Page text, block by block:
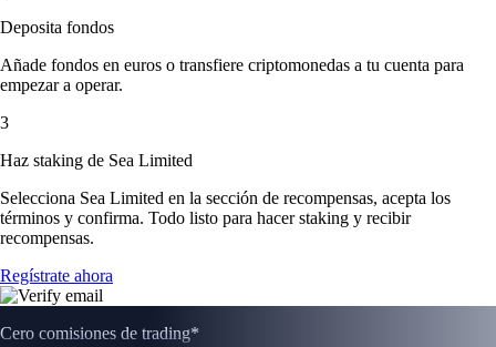
Deposita fondos
Añade fondos en euros o transfiere criptomonedas a tu cuenta para
empezar a operar.
3
Haz staking de Sea Limited
Selecciona Sea Limited en la sección de recompensas, acepta los
términos y confirma. Todo listo para hacer staking y recibir
recompensas.
Regístrate ahora
Cero comisiones de trading*